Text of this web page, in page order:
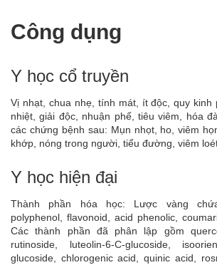
Công dụng
Y học cổ truyền
Vị nhạt, chua nhẹ, tính mát, ít độc, quy kinh
nhiệt, giải độc, nhuận phế, tiêu viêm, hóa
các chứng bệnh sau: Mụn nhọt, ho, viêm
khớp, nóng trong người, tiểu đường, viêm
Y học hiện đại
Thành phần hóa học: Lược vàng
polyphenol, flavonoid, acid phenolic,
Các thành phần đã phân lập gồm
rutinoside, luteolin-6-C-glucoside,
glucoside, chlorogenic acid, quinic acid,